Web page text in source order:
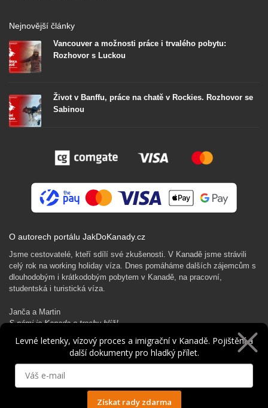
Nejnovější články
Vancouver a možnosti práce i trvalého pobytu:
Rozhovor s Luckou
Život v Banffu, práce na chatě v Rockies. Rozhovor se
Sabinou
O autorech portálu JakDoKanady.cz
Jsme cestovatelé, kteří sdílí své zkušenosti. V Kanadě jsme strávili
celý rok na working holiday víza. Dnes pomáháme dalších zájemcům s
dlouhodobým i krátkodobým pobytem v Kanadě, na pracovní,
studentská i turistická víza.
Janča a Martin
S námi je Kanada o trochu blíž!
Rádi Ti pomůžeme s kanadským dobrodružstvím…
Levné letenky, vízový proces a imigrační v Kanadě. Pojištění a
další dokumenty pro hladký přílet.
Získat rady zdarma